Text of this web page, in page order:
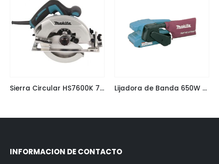
Sierra Circular HS7600K 7 1/4″ 1.200W Makita Lijadora de Banda 650W Makita 9911
INFORMACION DE CONTACTO